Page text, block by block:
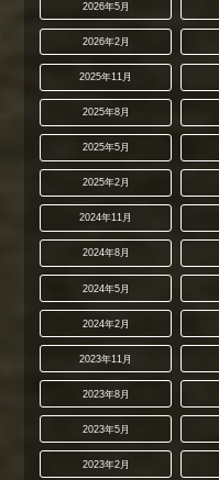
2026年5月
2026年2月
2025年11月
2025年8月
2025年5月
2025年2月
2024年11月
2024年8月
2024年5月
2024年2月
2023年11月
2023年8月
2023年5月
2023年2月